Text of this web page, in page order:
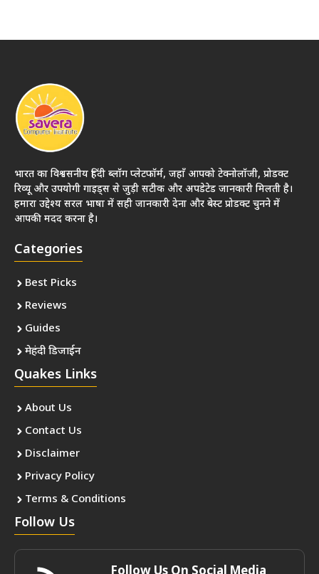
भारत का विश्वसनीय हिंदी ब्लॉग प्लेटफॉर्म, जहाँ आपको टेक्नोलॉजी, प्रोडक्ट
रिव्यू और उपयोगी गाइड्स से जुड़ी सटीक और अपडेटेड जानकारी मिलती है।
हमारा उद्देश्य सरल भाषा में सही जानकारी देना और बेस्ट प्रोडक्ट चुनने में
आपकी मदद करना है।
Categories
Best Picks
Reviews
Guides
मेहंदी डिजाईन
Quakes Links
About Us
Contact Us
Disclaimer
Privacy Policy
Terms & Conditions
Follow Us